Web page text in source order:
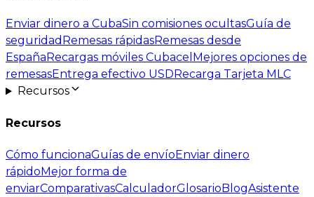
Enviar dinero a CubaSin comisiones ocultasGuía de
seguridad Remesas rápidasRemesas desde
España Recargas móviles Cubacel Mejores opciones de
remesasEntrega efectivo USD Recarga Tarjeta MLC
Recursos
Recursos
Cómo funcionaGuías de envíoEnviar dinero
rápidoMejor forma de
enviarComparativasCalculadorGlosarioBlogAsistente